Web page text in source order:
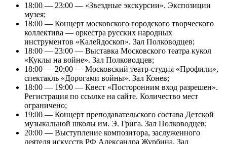
18:00 — 23:00 — «Звездные экскурсии». Экспозиции
музея;
18:00 — Концерт московского городского творческого
коллектива — оркестра русских народных
инструментов «Калейдоскоп». Зал Полководцев;
18:00 — 23:00 — Выставка Московского театра кукол
«Куклы на войне». Зал Полководцев;
18:00 — 20:00 — Московский театр-студия «Профили»,
спектакль «Дорогами войны». Зал Конев;
18:00 — 19:00 — Квест «Посторонним вход разрешен».
Регистрация по ссылке на сайте. Количество мест
ограничено;
19:00 — Концерт преподавательского состава Детской
музыкальной школы им. Э. Грига. Зал Полководцев;
20:00 — Выступление композитора, заслуженного
деятеля искусств РФ Александра Журбина. Зал